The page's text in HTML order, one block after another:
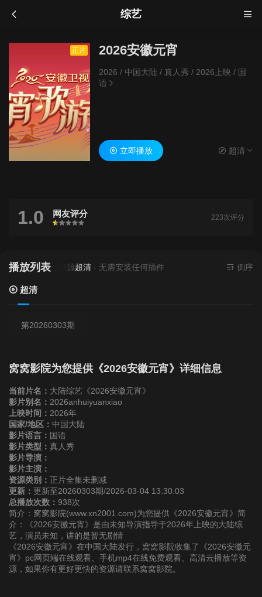
综艺
正片 2026安徽元宵
2026 / 中国大陆 / 真人秀/ 2026上映 / 国
语
立即播放 超清
1.0 网友评分
很差
较差还行推荐力荐
223次评分
播放列表
当前资源来源 超清- 无需安装任何插件 倒序
超清
第20260303期
窝窝影院为您提供《2026安徽元宵》详细信息
当前片名： 大陆综艺《2026安徽元宵》
影片别名： 2026anhuiyuanxiao
上映时间： 2026年
国家/地区： 中国大陆
影片语言： 国语
影片类型： 真人秀
影片导演：
影片主演：
资源类别： 正片全集未删减
更新： 更新至20260303期/2026-03-04 13:30:03
总播放次数： 938次
简介：窝窝影院(www.xn2001.com)为您提供《2026安徽元宵》简
介：《2026安徽元宵》是由未知导演指导于2026年上映的大陆综
艺，演员未知，讲的是暂无剧情
《2026安徽元宵》在中国大陆发行，窝窝影院收集了《2026安徽元
宵》pc网页端在线观看、手机mp4在线免费观看、高清云播放等资
源，如果你有更好更快的资源请联系窝窝影院。